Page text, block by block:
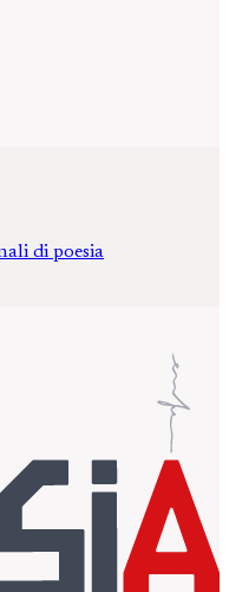
di poesia